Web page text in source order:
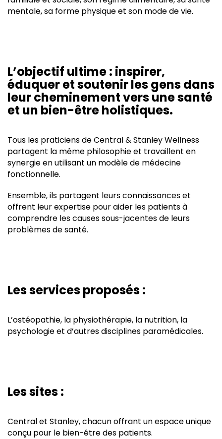
mentale, sa forme physique et son mode de vie.
L’objectif ultime : inspirer,
éduquer et soutenir les gens dans
leur cheminement vers une santé
et un bien-être holistiques.
Tous les praticiens de Central & Stanley Wellness
partagent la même philosophie et travaillent en
synergie en utilisant un modèle de médecine
fonctionnelle.
Ensemble, ils partagent leurs connaissances et
offrent leur expertise pour aider les patients à
comprendre les causes sous-jacentes de leurs
problèmes de santé.
Les services proposés :
L’ostéopathie, la physiothérapie, la nutrition, la
psychologie et d’autres disciplines paramédicales.
Les sites :
Central et Stanley, chacun offrant un espace unique
conçu pour le bien-être des patients.